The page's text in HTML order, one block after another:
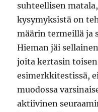
suhteellisen
kysymyksistä on
määrin termeillä ja
Hieman jäi
joita kertasin
esimerkkitestissä,
muodossa
aktiivinen